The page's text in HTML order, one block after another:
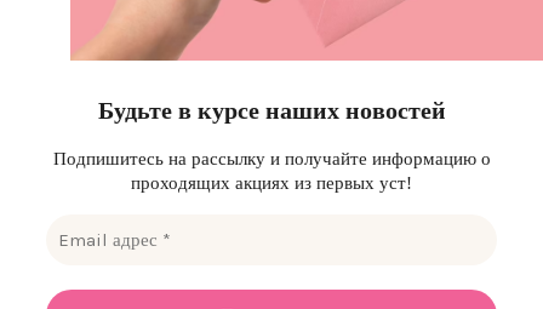
Будьте в курсе наших новостей
Подпишитесь на рассылку и получайте информацию о
проходящих акциях из первых уст!